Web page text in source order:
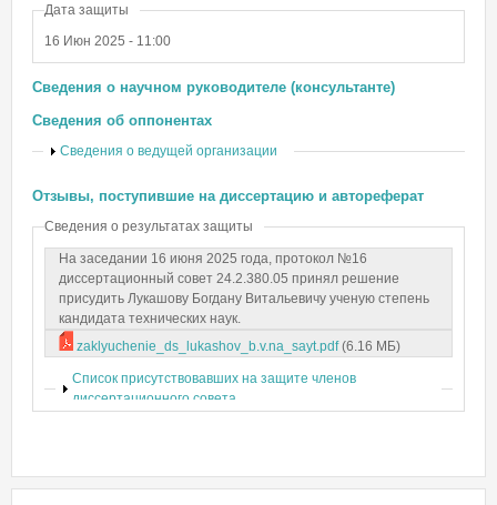
Дата защиты
16 Июн 2025 - 11:00
Сведения о научном руководителе (консультанте)
Сведения об оппонентах
Показать
Сведения о ведущей организации
Отзывы, поступившие на диссертацию и автореферат
Сведения о результатах защиты
На заседании 16 июня 2025 года, протокол №16
диссертационный совет 24.2.380.05 принял решение
присудить Лукашову Богдану Витальевичу ученую степень
кандидата технических наук.
zaklyuchenie_ds_lukashov_b.v.na_sayt.pdf (6.16 МБ)
Показать
Список присутствовавших на защите членов
диссертационного совета